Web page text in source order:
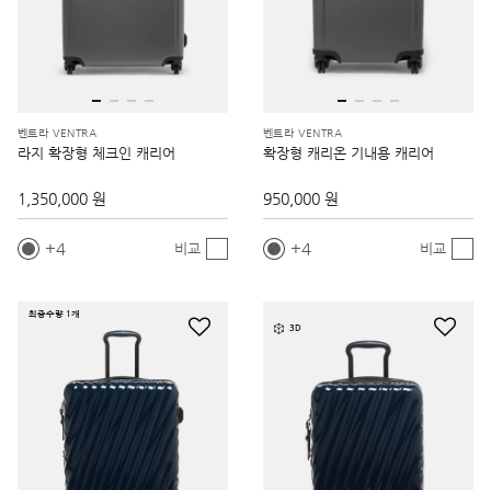
벤트라 VENTRA
라지 확장형 체크인 캐리어
1,350,000 원
4 비교
벤트라 VENTRA
확장형 캐리온 기내용 캐리어
950,000 원
4 비교
최종수량 1개
3D